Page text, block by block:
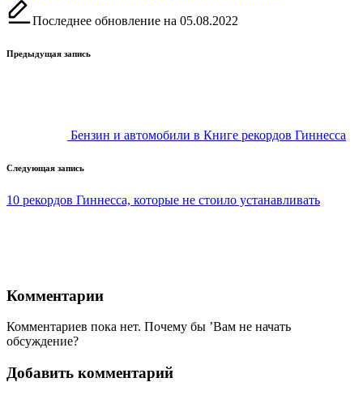
Последнее обновление на 05.08.2022
Навигация
Предыдущая запись
Бензин и автомобили в Книге рекордов Гиннесса
Следующая запись
10 рекордов Гиннесса, которые не стоило устанавливать
Комментарии
Комментариев пока нет. Почему бы ’Вам не начать
обсуждение?
Добавить комментарий